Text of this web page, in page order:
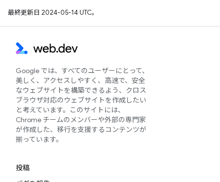
最終更新日 2024-05-14 UTC。
Google では、すべてのユーザーにとって、
美しく、アクセスしやすく、高速で、安全
なウェブサイトを構築できるよう、クロス
ブラウザ対応のウェブサイトを作成したい
と考えています。このサイトには、
Chrome チームのメンバーや外部の専門家
が作成した、移行を支援するコンテンツが
揃っています。
投稿